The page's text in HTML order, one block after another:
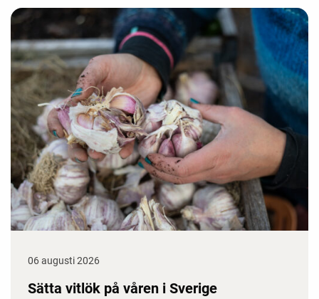
06 augusti 2026
Sätta vitlök på våren i Sverige